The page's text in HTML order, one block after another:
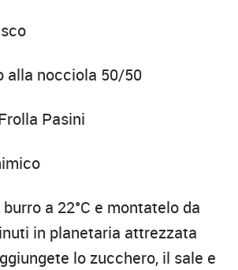
alla nocciola 50/50
Pasini
a 22°C e montatelo da
in planetaria attrezzata
lo zucchero, il sale e